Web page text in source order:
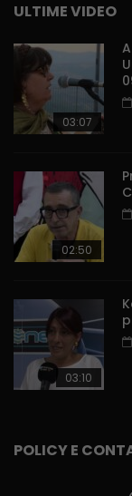
ULTIME VIDEO
03:07
02:50
03:10
POLICY E